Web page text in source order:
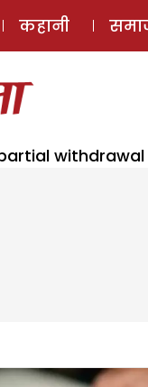
कहानी
withdrawal